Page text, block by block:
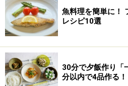
塩
こしょう
小麦粉
魚料理を簡単に！
レシピ10選
30分で夕飯作り
分以内で4品作る！